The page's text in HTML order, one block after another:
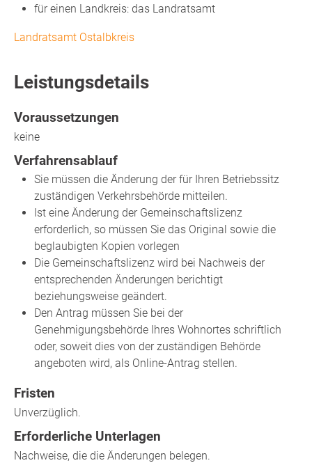
für einen Landkreis: das Landratsamt
Landratsamt Ostalbkreis
Leistungsdetails
Voraussetzungen
keine
Verfahrensablauf
Sie müssen die Änderung der für Ihren Betriebssitz
zuständigen Verkehrsbehörde mitteilen.
Ist eine Änderung der Gemeinschaftslizenz
erforderlich, so müssen Sie das Original sowie die
beglaubigten Kopien vorlegen
Die Gemeinschaftslizenz wird bei Nachweis der
entsprechenden Änderungen berichtigt
beziehungsweise geändert.
Den Antrag müssen Sie bei der
Genehmigungsbehörde Ihres Wohnortes schriftlich
oder, soweit dies von der zuständigen Behörde
angeboten wird, als Online-Antrag stellen.
Fristen
Unverzüglich.
Erforderliche Unterlagen
Nachweise, die die Änderungen belegen.